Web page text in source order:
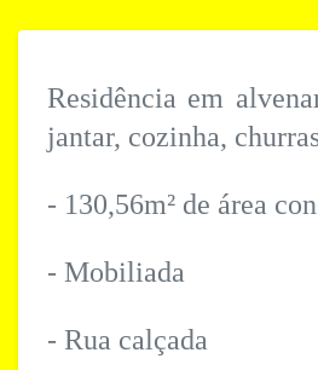
Residência em
jantar, cozinha,
- 130,56m² de área
- Mobiliada
- Rua calçada